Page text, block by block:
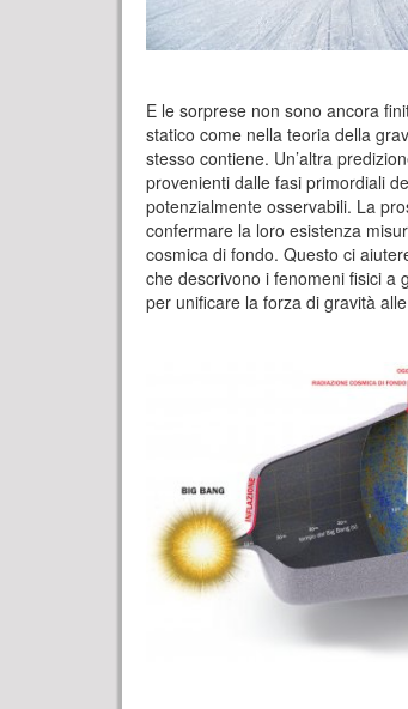
E le sorprese non sono ancora
statico come nella teoria della
stesso contiene. Un’altra
provenienti dalle fasi primordiali
potenzialmente osservabili. La
confermare la loro esistenza
cosmica di fondo. Questo ci
che descrivono i fenomeni fisici a
per unificare la forza di gravità